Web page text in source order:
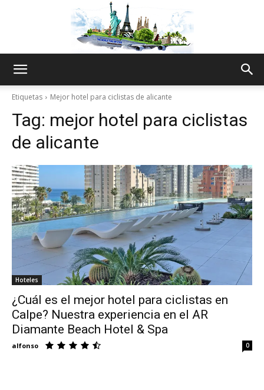
World
Thru
My
Etiquetas Mejor hotel para ciclistas de alicante
Tag: mejor hotel para ciclistas
de alicante
Hoteles
¿Cuál es el mejor hotel para ciclistas en
Calpe? Nuestra experiencia en el AR
Diamante Beach Hotel & Spa
alfonso 0